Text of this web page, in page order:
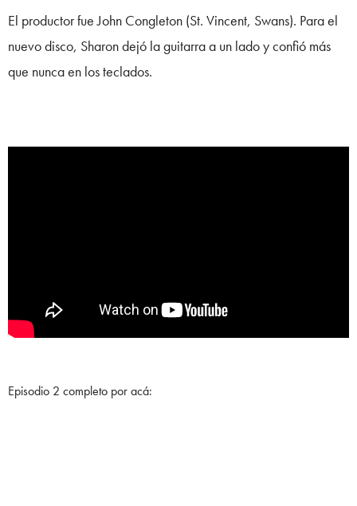
El productor fue John Congleton (St. Vincent, Swans). Para el
nuevo disco, Sharon dejó la guitarra a un lado y confió más
que nunca en los teclados.
Episodio 2 completo por acá: